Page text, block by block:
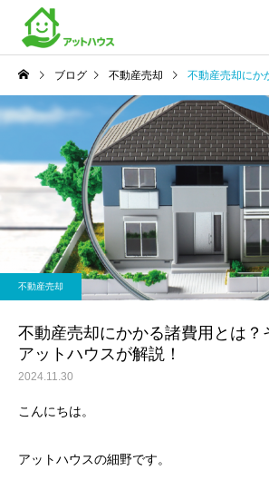
ブログ 不動産売却 不動産売却にかかる諸費用と
不動産売却
不動産売却にかかる諸費用とは？
アットハウスが解説！
2024.11.30
こんにちは。
アットハウスの細野です。